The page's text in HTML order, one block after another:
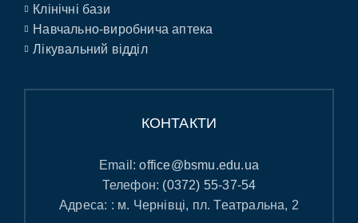
Клінічні бази
Навчально-виробнича аптека
Лікувальний відділ
КОНТАКТИ
Email:office@bsmu.edu.ua
Телефон: (0372) 55-37-54
Адреса: : м. Чернівці, пл. Театральна, 2